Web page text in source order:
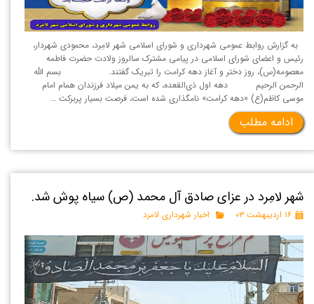
به گزارش روابط عمومی شهرداری و شورای اسلامی شهر لامِرد، محمودی شهردار،
رئیس و اعضای شورای اسلامی در پیامی مشترک سالروز ولادت حضرت فاطمه
معصومه(س)، روز دختر و آغاز دهه کرامت را تبریک گفتند. بسم الله
الرحمن الرحیم دهه اول ذی‌القعده، که به یمن میلاد فرزندان همام امام
موسی کاظم(ع) «دهه کرامت» نامگذاری شده است، فرصت بسیار پربرکت …
ادامه مطلب
شهر لامِرد در عزای صادق آل محمد (ص) سیاه پوش شد.
۱۶ اردیبهشت ۰۳ اخبار شهرداری لامرد